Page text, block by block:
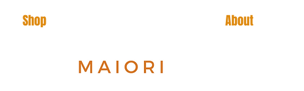
Shop About